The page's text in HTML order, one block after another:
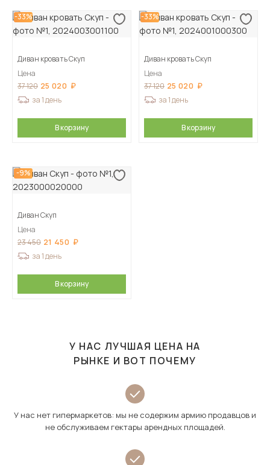
-33%
Диван кровать Скуп
Цена
37 120 25 020
за 1 день
В корзину
-33%
Диван кровать Скуп
Цена
37 120 25 020
за 1 день
В корзину
-9%
Диван Скуп
Цена
23 450 21 450
за 1 день
В корзину
У НАС ЛУЧШАЯ ЦЕНА НА
РЫНКЕ И ВОТ ПОЧЕМУ
У нас нет гипермаркетов: мы не содержим армию продавцов и
не обслуживаем гектары арендных площадей.